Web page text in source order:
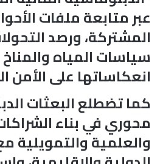
عبر متابعة ملفات
المشتركة، ورصد
سياسات المياه والمناخ
انعكاساتها على الأمن
كما تضطلع البعثات
محوري في بناء
والعلمية